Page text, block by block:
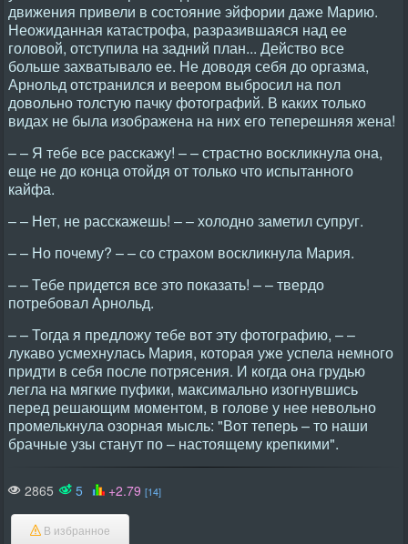
движения привели в состояние эйфории даже Марию.
Неожиданная катастрофа, разразившаяся над ее
головой, отступила на задний план... Действо все
больше захватывало ее. Не доводя себя до оргазма,
Арнольд отстранился и веером выбросил на пол
довольно толстую пачку фотографий. В каких только
видах не была изображена на них его теперешняя жена!
– – Я тебе все расскажу! – – страстно воскликнула она,
еще не до конца отойдя от только что испытанного
кайфа.
– – Нет, не расскажешь! – – холодно заметил супруг.
– – Но почему? – – со страхом воскликнула Мария.
– – Тебе придется все это показать! – – твердо
потребовал Арнольд.
– – Тогда я предложу тебе вот эту фотографию, – –
лукаво усмехнулась Мария, которая уже успела немного
придти в себя после потрясения. И когда она грудью
легла на мягкие пуфики, максимально изогнувшись
перед решающим моментом, в голове у нее невольно
промелькнула озорная мысль: "Вот теперь – то наши
брачные узы станут по – настоящему крепкими".
2865 5 +2.79 [14]
В избранное